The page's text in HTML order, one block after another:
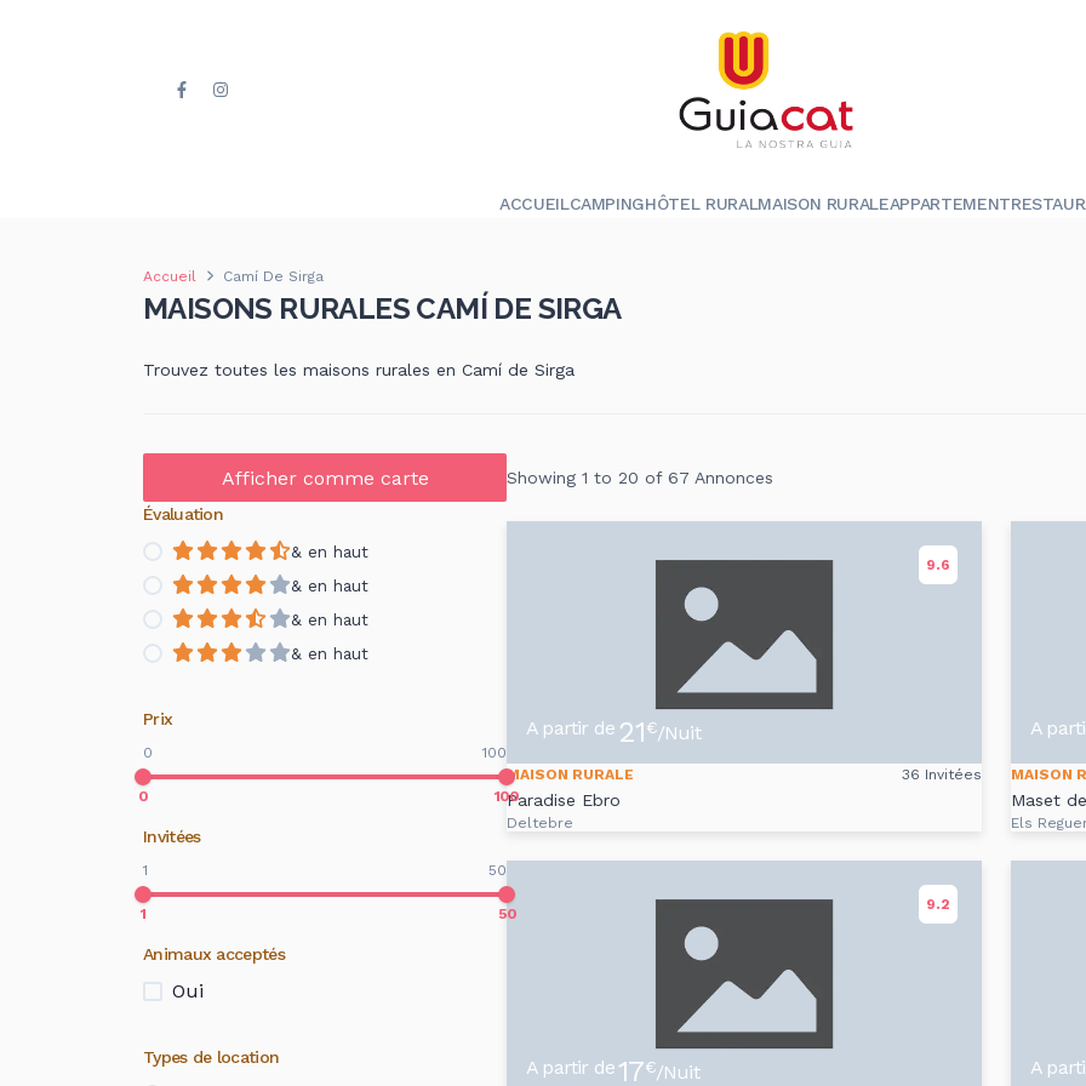
ACCUEILCAMPINGHÔTEL RURALMAISON RURALEAPPARTEMENT
Accueil Camí De Sirga
MAISONS RURALES CAMÍ DE SIRGA
Trouvez toutes les maisons rurales en Camí de Sirga
Afficher comme carte
Évaluation
& en haut
& en haut
& en haut
& en haut
Prix
0 100
0 100
Invitées
1 50
1 50
Animaux acceptés
Oui
Types de location
Showing 1 to 20 of 67 Annonces
9.6
A partir de 21€/Nuit
MAISON RURALE 36 Invitées
Paradise Ebro
Deltebre
A
MAISON
Maset
Els
9.2
A partir de 17€/Nuit A